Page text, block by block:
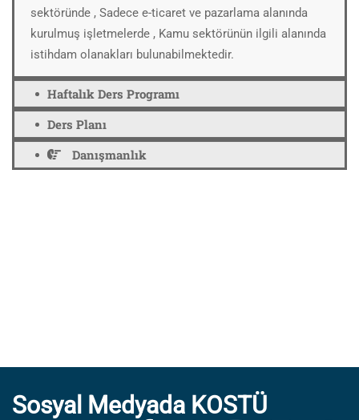
sektöründe , Sadece e-ticaret ve pazarlama alanında
kurulmuş işletmelerde , Kamu sektörünün ilgili alanında
istihdam olanakları bulunabilmektedir.
Haftalık Ders Programı
Ders Planı
Danışmanlık
Sosyal Medyada KOSTÜ